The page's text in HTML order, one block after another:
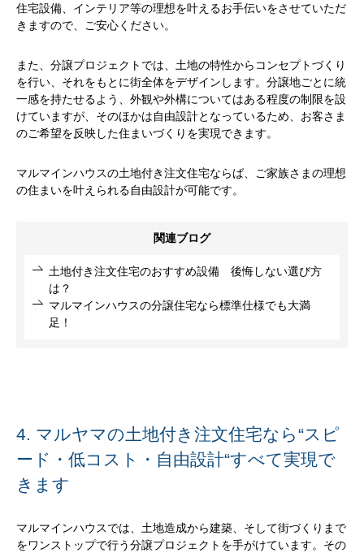
住宅設備、インテリア等の理想を叶えるお手伝いをさせていただ
きますので、ご安心ください。
また、分譲プロジェクトでは、土地の特性からコンセプトづくり
を行い、それをもとに街全体をデザインします。分譲地ごとに統
一感を持たせるよう、外観や外構についてはある程度の制限を設
けていますが、そのほかは自由設計となっているため、お客さま
のご希望を反映した住まいづくりを実現できます。
マルマインハウスの土地付き注文住宅ならば、ご家族さまの理想
の住まいを叶えられる自由設計が可能です。
関連ブログ
土地付き注文住宅のおすすめ設備 後悔しない選び方
は？
マルマインハウスの分譲住宅なら標準仕様でも大満
足！
4. マルヤマの土地付き注文住宅なら“スピ
ード・低コスト・自由設計“すべて実現で
きます
マルマインハウスでは、土地造成から建築、そして街づくりまで
をワンストップで行う分譲プロジェクトを手がけています。その